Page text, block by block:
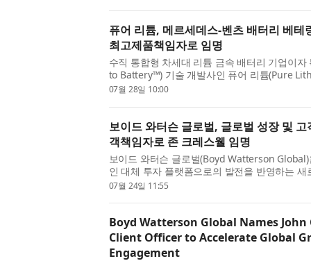
퓨어 리튬, 메르세데스-벤츠 배터리 베테
최고제품책임자로 임명
수직 통합형 차세대 리튬 금속 배터리 기업이
to Battery™) 기술 개발사인 퓨어 리튬(Pure
(Tobias Glossmann) 박사를 최고제품책임자
07월 28일 10:00
보이드 와터슨 글로벌, 글로벌 성장 및
객책임자로 존 크레스웰 임명
보이드 와터슨 글로벌(Boyd Watterson
인 대체 투자 플랫폼으로의 발전을 반영하는
임자에 존 크레스웰(John Creswell)을 임명한
07월 24일 11:55
Boyd Watterson Global Names
Client Officer to Accelerate Global
Engagement